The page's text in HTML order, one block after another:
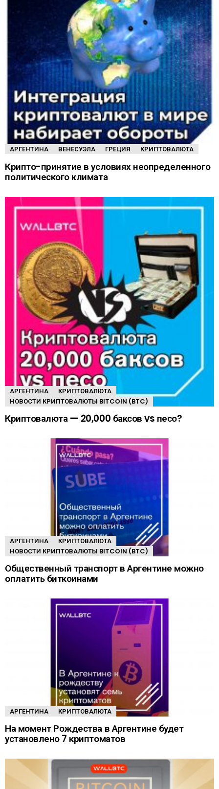
АРГЕНТИНА ВЕНЕСУЭЛА ГРЕЦИЯ КРИПТОВАЛЮТА
Крипто-принятие в условиях неопределенного
политического климата
АРГЕНТИНА
КРИПТОВАЛЮТА
НОВОСТИ КРИПТОВАЛЮТЫ BITCOIN (BTC)
Криптовалюта — 20,000 баксов vs песо?
АРГЕНТИНА
КРИПТОВАЛЮТА
НОВОСТИ КРИПТОВАЛЮТЫ BITCOIN (BTC)
Общественный транспорт в Аргентине можно
оплатить биткоинами
АРГЕНТИНА КРИПТОВАЛЮТА
На момент Рождества в Аргентине будет
установлено 7 криптоматов